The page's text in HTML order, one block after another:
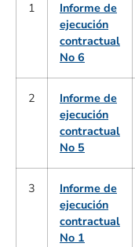
1
Informe de
ejecución
contractual
No 6
2
Informe de
ejecución
contractual
No 5
3
Informe de
ejecución
contractual
No 1